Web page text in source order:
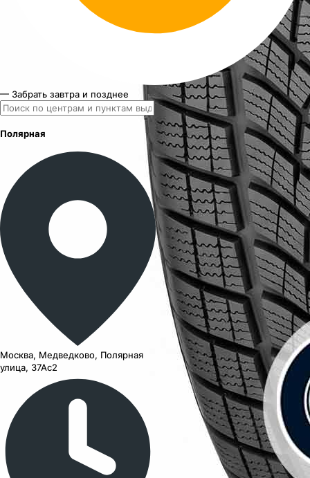
— Забрать завтра и позднее
Полярная
Москва, Медведково, Полярная
улица, 37Ас2